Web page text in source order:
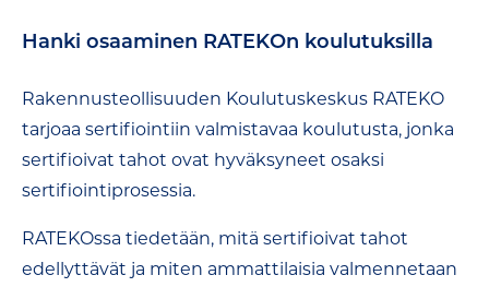
Hanki osaaminen RATEKOn koulutuksilla
Rakennusteollisuuden Koulutuskeskus RATEKO
tarjoaa sertifiointiin valmistavaa koulutusta, jonka
sertifioivat tahot ovat hyväksyneet osaksi
sertifiointiprosessia.
RATEKOssa tiedetään, mitä sertifioivat tahot
edellyttävät ja miten ammattilaisia valmennetaan